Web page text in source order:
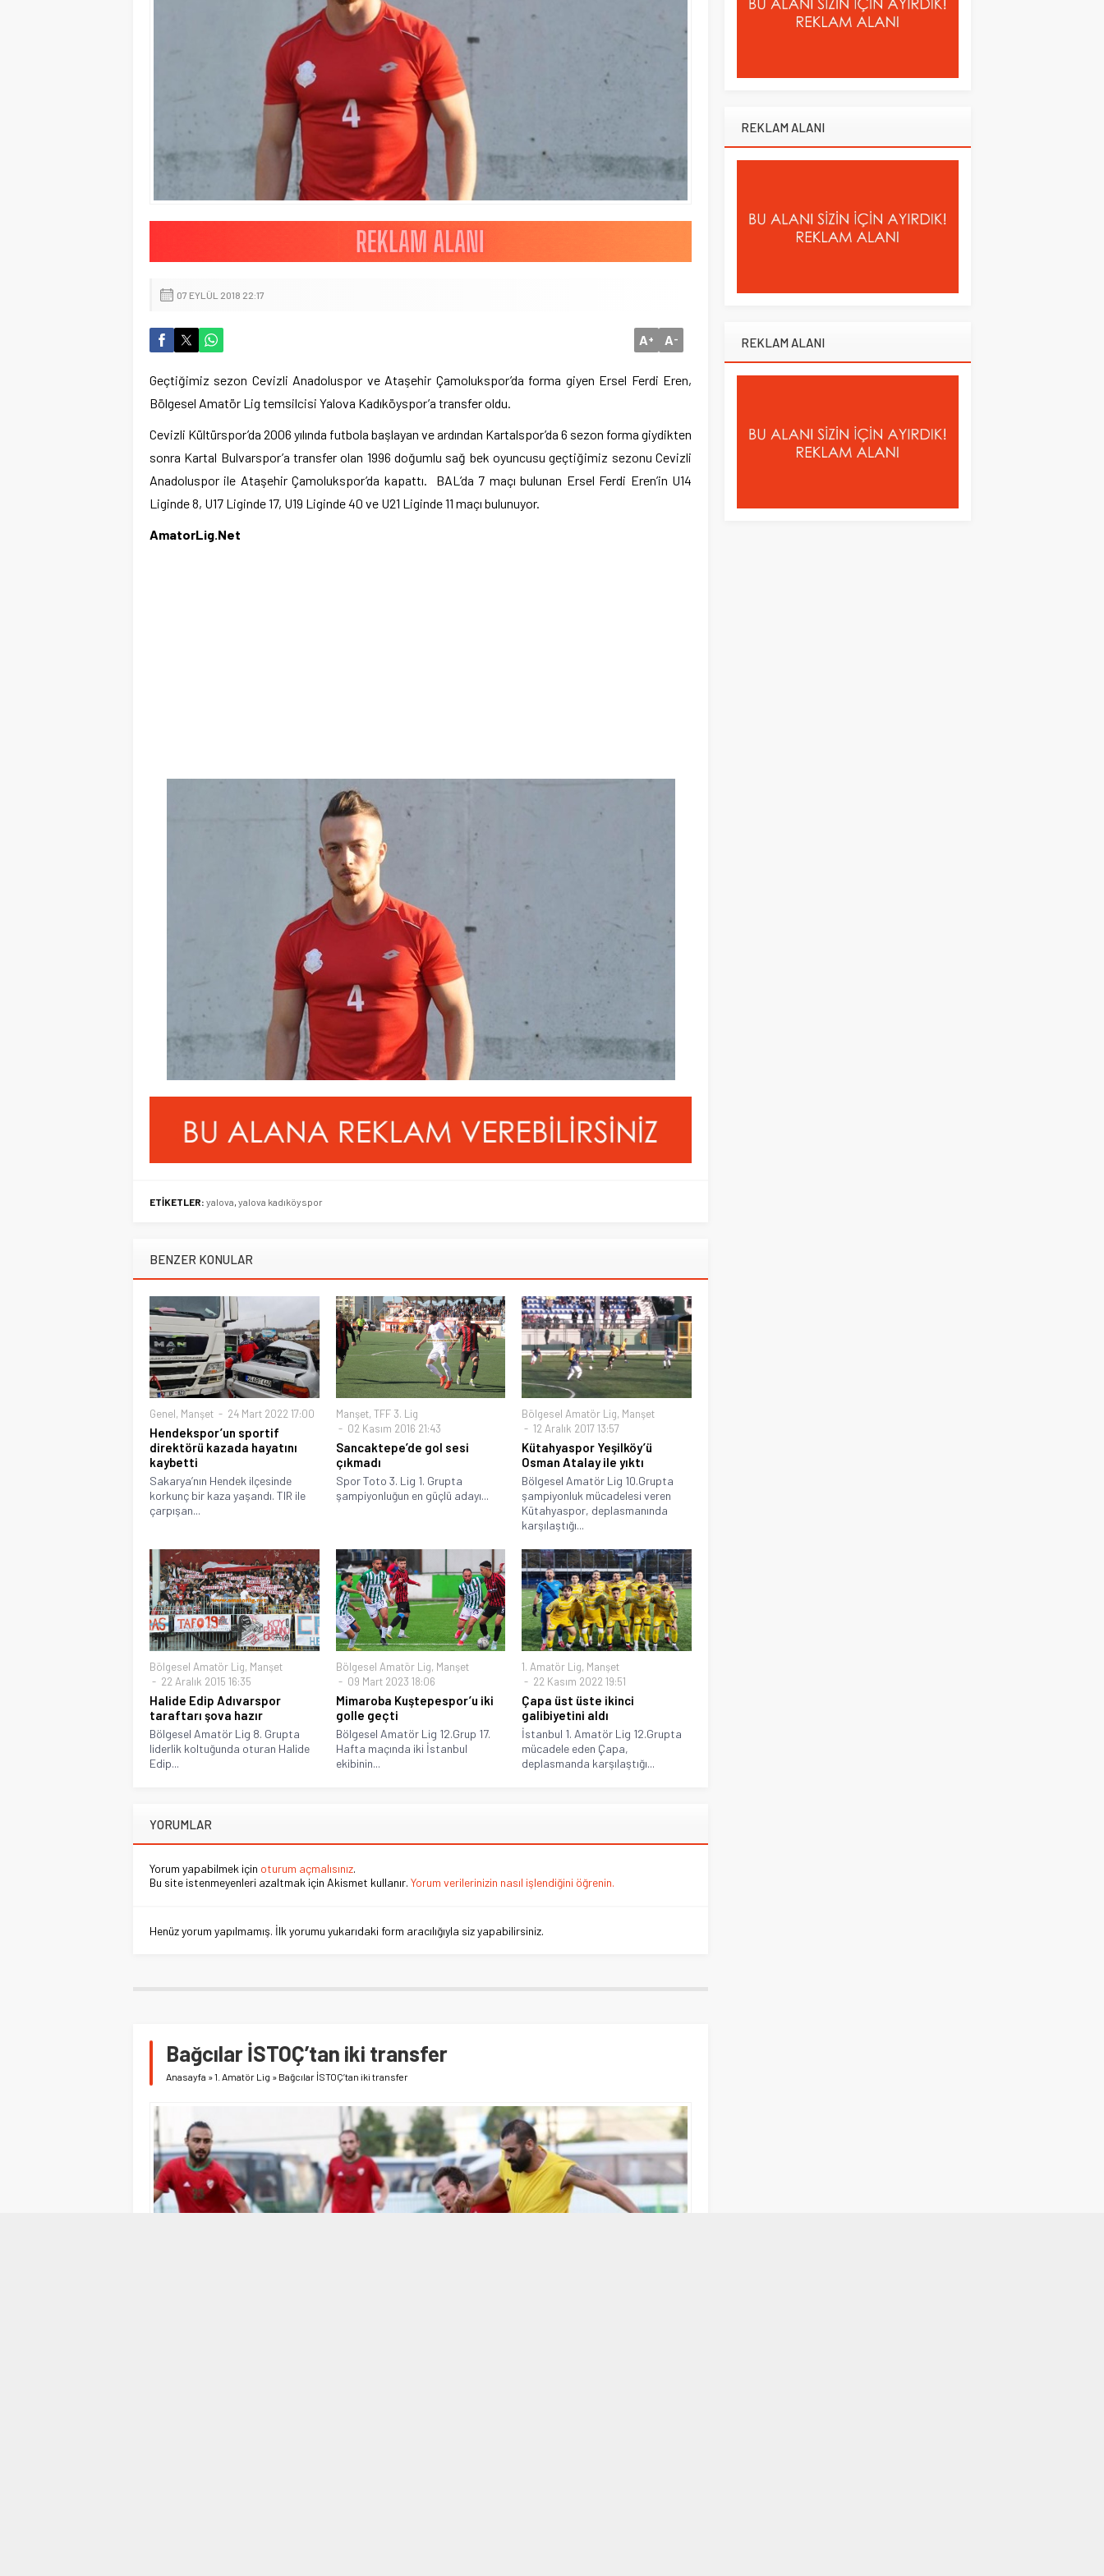
07 EYLÜL 2018 22:17
A+ A-
Geçtiğimiz sezon Cevizli Anadoluspor ve Ataşehir Çamolukspor’da forma giyen Ersel Ferdi Eren,
Bölgesel Amatör Lig temsilcisi Yalova Kadıköyspor’a transfer oldu.
Cevizli Kültürspor’da 2006 yılında futbola başlayan ve ardından Kartalspor’da 6 sezon forma giydikten
sonra Kartal Bulvarspor’a transfer olan 1996 doğumlu sağ bek oyuncusu geçtiğimiz sezonu Cevizli
Anadoluspor ile Ataşehir Çamolukspor’da kapattı. BAL’da 7 maçı bulunan Ersel Ferdi Eren’in U14
Liginde 8, U17 Liginde 17, U19 Liginde 40 ve U21 Liginde 11 maçı bulunuyor.
AmatorLig.Net
ETİKETLER: yalova, yalova kadıköyspor
BENZER KONULAR
Genel, Manşet 24 Mart 2022 17:00
Hendekspor’un sportif
direktörü kazada hayatını
kaybetti
Sakarya’nın Hendek ilçesinde
korkunç bir kaza yaşandı. TIR ile
çarpışan...
Manşet, TFF 3. Lig
02 Kasım 2016 21:43
Sancaktepe’de gol sesi
çıkmadı
Spor Toto 3. Lig 1. Grupta
şampiyonluğun en güçlü adayı...
Bölgesel Amatör Lig, Manşet
12 Aralık 2017 13:57
Kütahyaspor Yeşilköy’ü
Osman Atalay ile yıktı
Bölgesel Amatör Lig 10.Grupta
şampiyonluk mücadelesi veren
Kütahyaspor, deplasmanında
karşılaştığı...
Bölgesel Amatör Lig, Manşet
22 Aralık 2015 16:35
Halide Edip Adıvarspor
taraftarı şova hazır
Bölgesel Amatör Lig 8. Grupta
liderlik koltuğunda oturan Halide
Edip...
Bölgesel Amatör Lig, Manşet
09 Mart 2023 18:06
Mimaroba Kuştepespor’u iki
golle geçti
Bölgesel Amatör Lig 12.Grup 17.
Hafta maçında iki İstanbul
ekibinin...
1. Amatör Lig, Manşet
22 Kasım 2022 19:51
Çapa üst üste ikinci
galibiyetini aldı
İstanbul 1. Amatör Lig 12.Grupta
mücadele eden Çapa,
deplasmanda karşılaştığı...
YORUMLAR
Yorum yapabilmek için oturum açmalısınız.
Bu site istenmeyenleri azaltmak için Akismet kullanır. Yorum verilerinizin nasıl işlendiğini öğrenin.
Henüz yorum yapılmamış. İlk yorumu yukarıdaki form aracılığıyla siz yapabilirsiniz.
Bağcılar İSTOÇ’tan iki transfer
Anasayfa »1. Amatör Lig » Bağcılar İSTOÇ’tan iki transfer
REKLAM ALANI
REKLAM ALANI